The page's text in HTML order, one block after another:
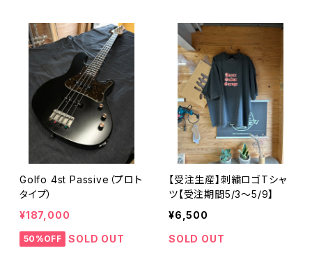
Golfo 4st Passive（プロト
タイプ）
¥187,000
50%OFF SOLD OUT
【受注生産】刺繍ロゴTシャ
ツ【受注期間5/3〜5/9】
¥6,500
SOLD OUT